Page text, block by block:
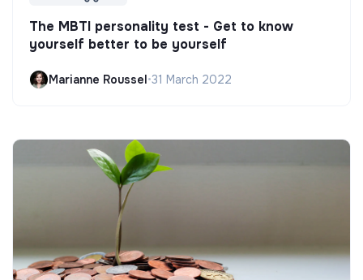
The MBTI personality test - Get to know
yourself better to be yourself
Marianne Roussel•31 March 2022